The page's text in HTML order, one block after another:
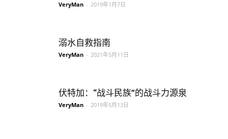
VeryMan - 2019年1月7日
溺水自救指南
VeryMan - 2021年5月11日
伏特加：“战斗民族”的战斗力源泉
VeryMan - 2019年5月13日